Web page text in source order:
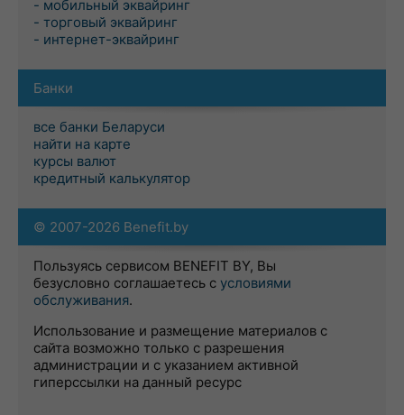
- мобильный эквайринг
- торговый эквайринг
- интернет-эквайринг
Банки
все банки Беларуси
найти на карте
курсы валют
кредитный калькулятор
© 2007-2026 Benefit.by
Пользуясь сервисом BENEFIT BY, Вы
безусловно соглашаетесь с условиями
обслуживания.
Использование и размещение материалов с
сайта возможно только с разрешения
администрации и с указанием активной
гиперссылки на данный ресурс